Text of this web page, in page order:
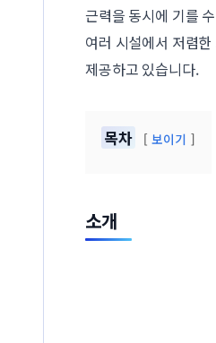
근력을 동시에 기를
여러 시설에서 저렴
제공하고 있습니다.
목차 보이기
소개